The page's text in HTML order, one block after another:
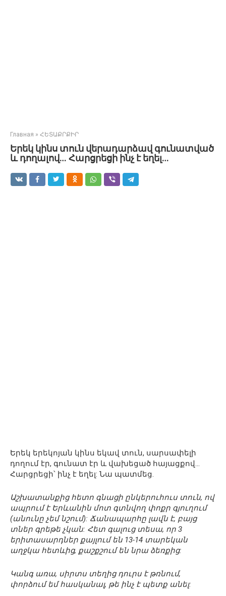
Главная » ՀԵՏԱՔՐՔԻՐ
Երեկ կինս տուն վերադարձավ գունատված
և դողալով… Հարցրեցի ինչ է եղել…
Երեկ երեկոյան կինս եկավ տուն, սարսափելի
դողում էր, գունատ էր և վախեցած հայացքով…
Հարցրեցի՝ ինչ է եղել: Նա պատմեց.
Աշխատանքից հետո գնացի ընկերուհուս տուն, ով
ապրում է Երևանին մոտ գտնվող փոքր գյուղում
(անունը չեմ նշում): Ճանապարհը լավն է, բայց
տներ գրեթե չկան: Հետ գալուց տեսա, որ 3
երիտասարդներ քայլում են 13-14 տարեկան
աղջկա հետևից, քաշքշում են նրա ձեռքից:
Կանգ առա, սիրտս տեղից դուրս է թռնում,
փորձում եմ հասկանալ, թե ինչ է պետք անել: